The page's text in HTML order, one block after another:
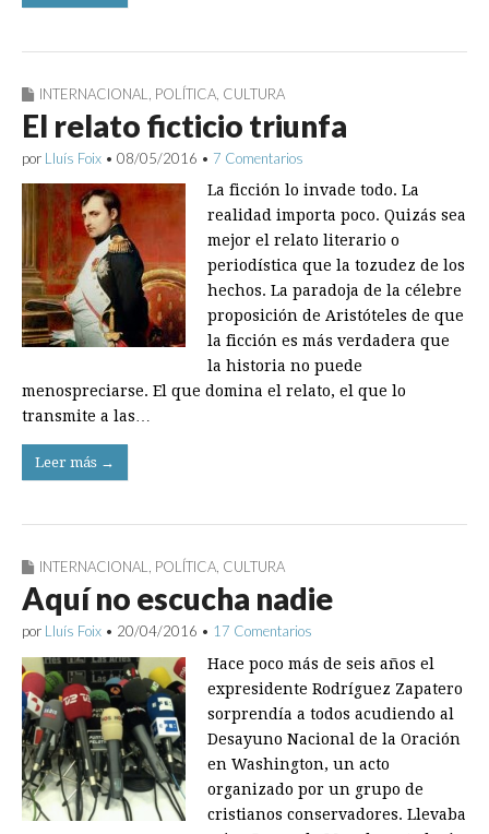
INTERNACIONAL POLÍTICA CULTURA
El relato ficticio triunfa
por Lluís Foix • 08/05/2016 • 7 Comentarios
La ficción lo invade todo. La
realidad importa poco. Quizás sea
mejor el relato literario o
periodística que la tozudez de los
hechos. La paradoja de la célebre
proposición de Aristóteles de que
la ficción es más verdadera que
la historia no puede
menospreciarse. El que domina el relato, el que lo
transmite a las…
Leer más →
INTERNACIONAL, POLÍTICA, CULTURA
Aquí no escucha nadie
por Lluís Foix • 20/04/2016 • 17 Comentarios
Hace poco más de seis años el
expresidente Rodríguez Zapatero
sorprendía a todos acudiendo al
Desayuno Nacional de la Oración
en Washington, un acto
organizado por un grupo de
cristianos conservadores. Llevaba